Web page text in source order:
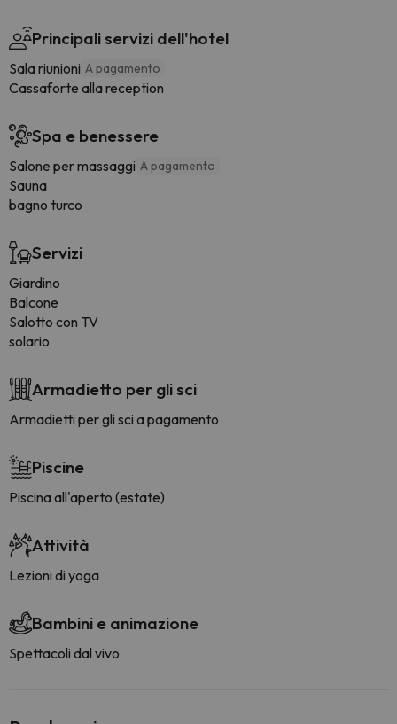
Principali servizi dell'hotel
Sala riunioni A pagamento
Cassaforte alla reception
Spa e benessere
Salone per massaggi A pagamento
Sauna
bagno turco
Servizi
Giardino
Balcone
Salotto con TV
solario
Armadietto per gli sci
Armadietti per gli sci a pagamento
Piscine
Piscina all'aperto (estate)
Attività
Lezioni di yoga
Bambini e animazione
Spettacoli dal vivo